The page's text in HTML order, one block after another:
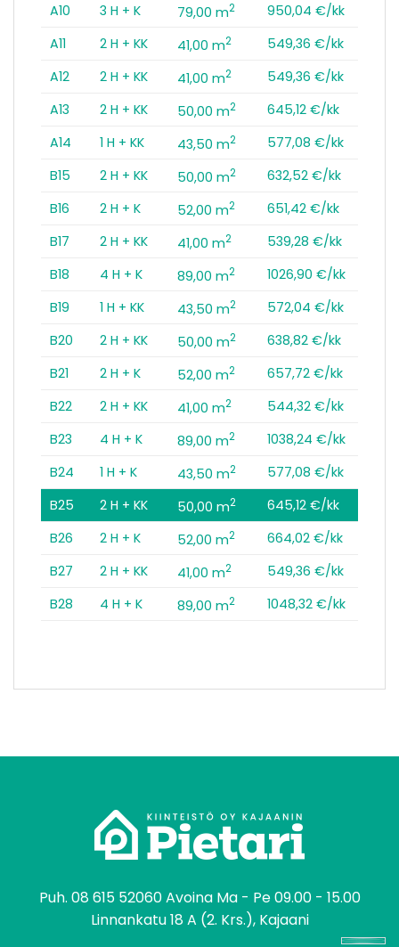
A10
3 H + K 79,00 m2
950,04 €/kk
A11
2 H + KK 41,00 m2
549,36 €/kk
A12
2 H + KK 41,00 m2
549,36 €/kk
A13
2 H + KK 50,00 m2
645,12 €/kk
A14
1 H + KK 43,50 m2
577,08 €/kk
B15
2 H + KK 50,00 m2
632,52 €/kk
B16
2 H + K 52,00 m2
651,42 €/kk
B17
2 H + KK 41,00 m2
539,28 €/kk
B18
4 H + K 89,00 m2
1026,90 €/kk
B19
1 H + KK 43,50 m2
572,04 €/kk
B20
2 H + KK 50,00 m2
638,82 €/kk
B21
2 H + K 52,00 m2
657,72 €/kk
B22
2 H + KK 41,00 m2
544,32 €/kk
B23
4 H + K 89,00 m2
1038,24 €/kk
B24
1 H + K 43,50 m2
577,08 €/kk
B25
2 H + KK 50,00 m2
645,12 €/kk
B26
2 H + K 52,00 m2
664,02 €/kk
B27
2 H + KK 41,00 m2
549,36 €/kk
B28
4 H + K 89,00 m2 1048,32 €/kk
Puh. 08 615 52060Avoina Ma - Pe 09.00 - 15.00
Linnankatu 18 A (2. Krs.), Kajaani